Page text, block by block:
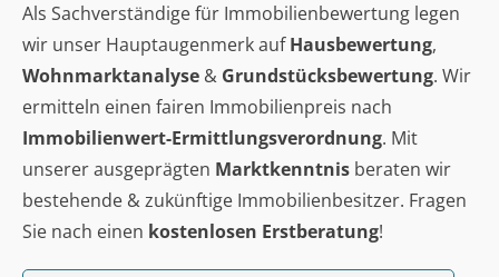
Als Sachverständige für Immobilienbewertung legen
wir unser Hauptaugenmerk aufHausbewertung,
Wohnmarktanalyse & Grundstücksbewertung. Wir
ermitteln einen fairen Immobilienpreis nach
Immobilienwert-Ermittlungsverordnung. Mit
unserer ausgeprägten Marktkenntnis beraten wir
bestehende & zukünftige Immobilienbesitzer. Fragen
Sie nach einen kostenlosen Erstberatung!